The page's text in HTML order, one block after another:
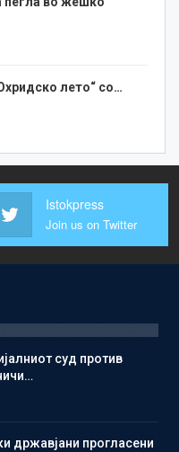
лето“ со…
Istokpress
Join us on Twitter
суд против
државјани прогласени